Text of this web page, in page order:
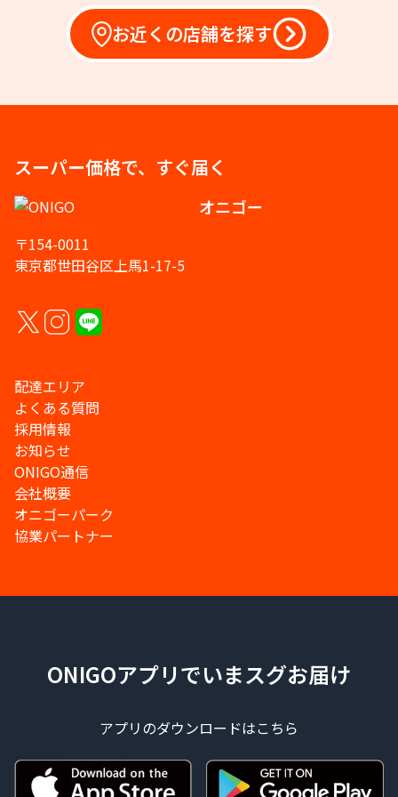
お近くの店舗を探す
スーパー価格で、すぐ届く
オニゴー
〒154-0011
東京都世田谷区上馬1-17-5
配達エリア
よくある質問
採用情報
お知らせ
ONIGO通信
会社概要
オニゴーパーク
協業パートナー
ONIGOアプリでいまスグお届け
アプリのダウンロードはこちら